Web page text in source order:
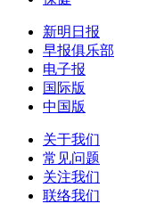
新明日报
早报俱乐部
电子报
国际版
中国版
关于我们
常见问题
关注我们
联络我们